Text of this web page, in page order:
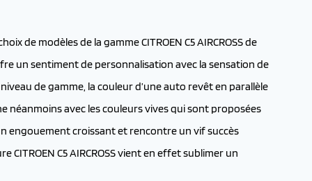
de modèles de la gamme CITROEN C5 AIRCROSS de
un sentiment de personnalisation avec la sensation de
de gamme, la couleur d’une auto revêt en parallèle
néanmoins avec les couleurs vives qui sont proposées
engouement croissant et rencontre un vif succès
C5 AIRCROSS vient en effet sublimer un